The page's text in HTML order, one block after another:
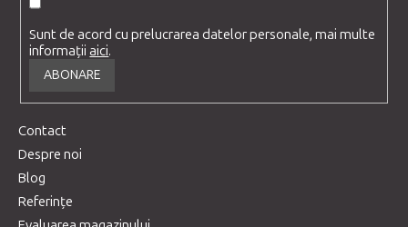
Sunt de acord cu prelucrarea datelor personale, mai multe
informațiiaici.
ABONARE
Contact
Despre noi
Blog
Referințe